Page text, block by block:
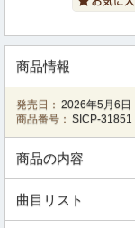
商品情報
発売日： 2026年5月6日
商品番号： SICP-31851
商品の内容
曲目リスト